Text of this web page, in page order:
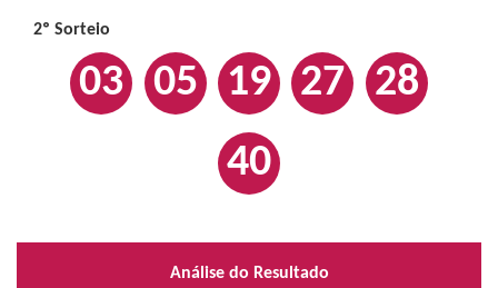
2º Sorteio
03 05 19 27
28
40
Análise do Resultado